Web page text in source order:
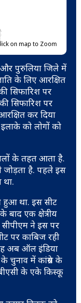
on map to Zoom
और पुरुलिया जिले में
के लिए आरक्षित
सिफारिश पर
सिफारिश पर
कर दिया
को लोगों को
के तहत आता है.
जोड़ता है. पहले इस
हुआ था. इस सीट
बाद एक क्षेत्रीय
ने इस पर
पर काबिज रही
अब ऑल इंडिया
चुनाव में कांग्रेस के
के एके किस्कू